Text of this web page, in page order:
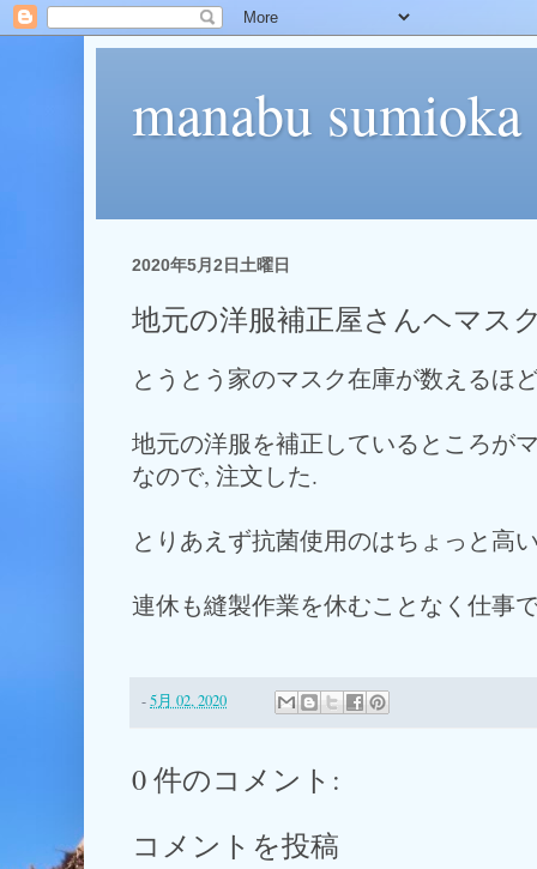
manabu sumioka
2020年5月2日土曜日
地元の洋服補正屋さんヘマス
とうとう家のマスク在庫が数えるほ
地元の洋服を補正しているところが
なので, 注文した.
とりあえず抗菌使用のはちょっと高
連休も縫製作業を休むことなく仕事
-5月 02, 2020
0 件のコメント:
コメントを投稿